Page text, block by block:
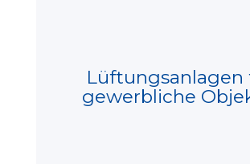
Lüftungsanlagen
gewerbliche